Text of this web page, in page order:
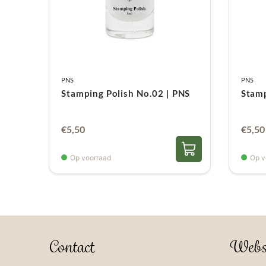
PNS
Stamping Polish No.02 | PNS
€5,50
Op voorraad
PNS
€5,50
Op
Contact